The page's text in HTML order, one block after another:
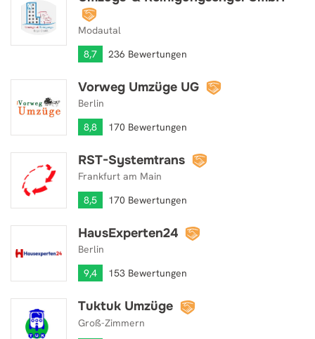
Modautal
8,7
236 Bewertungen
Vorweg Umzüge UG
Berlin
8,8
170 Bewertungen
Vorweg Umzüge UG
RST-Systemtrans
Frankfurt am Main
8,5
170 Bewertungen
RST-Systemtrans
HausExperten24
Berlin
9,4
153 Bewertungen
HausExperten24
Tuktuk Umzüge
Groß-Zimmern
Tuktuk Umzüge